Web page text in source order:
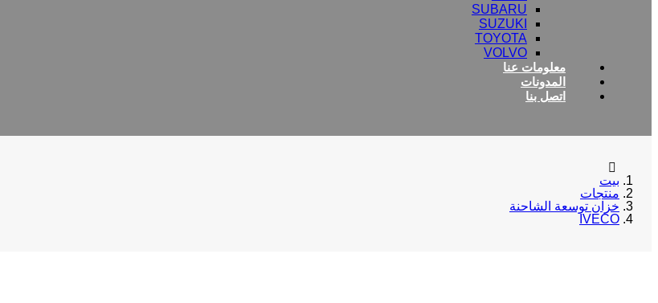
SUBARU
SUZUKI
TOYOTA
VOLVO
معلومات عنا
المدونات
اتصل بنا
بيت
منتجات
خزان توسعة الشاحنة
IVECO